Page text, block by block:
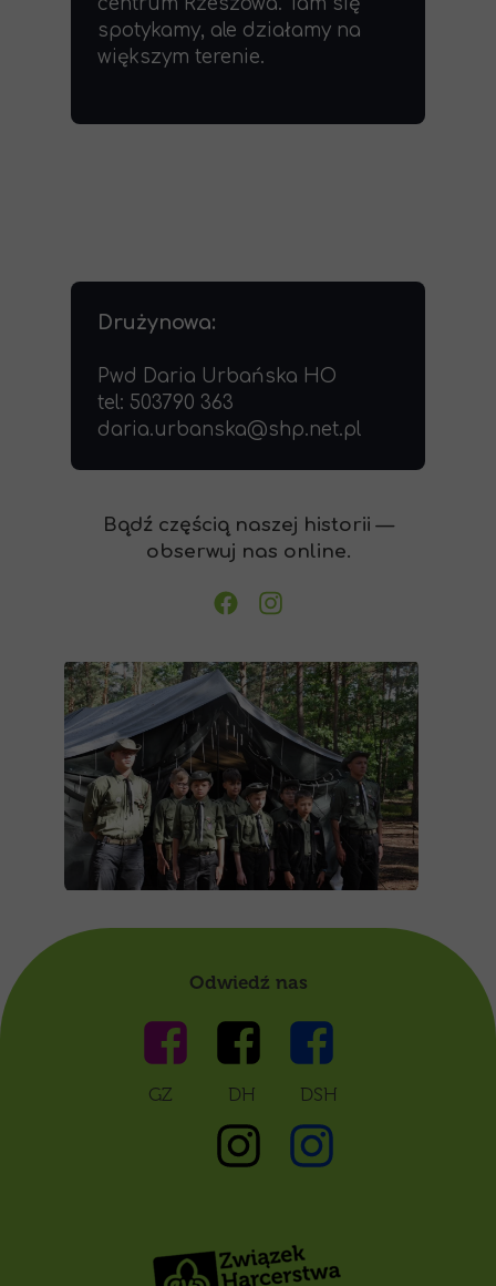
Bądź częścią naszej historii —
obserwuj nas online.
Drużynowa:
Pwd Daria Urbańska HO
tel: 503790 363
daria.urbanska@shp.net.pl
spotykamy, ale działamy na
większym terenie.
GZ DH DSH
Odwiedź nas